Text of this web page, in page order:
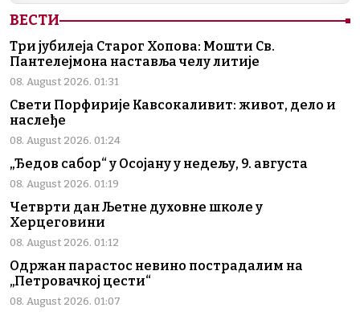
ВЕСТИ
Три јубилеја Старог Хопова: Мошти Св.
Пантелејмона наставља челу литије
08. August 2026. 01:31
Свети Порфирије Кавсокаливит: живот, дело и
наслеђе
08. August 2026. 01:24
„Ђедов сабор“ у Осојану у недељу, 9. августа
08. August 2026. 01:19
Четврти дан Љетне духовне школе у
Херцеговини
08. August 2026. 01:12
Одржан парастос невино пострадалим на
„Петровачкој цести“
08. August 2026. 01:07